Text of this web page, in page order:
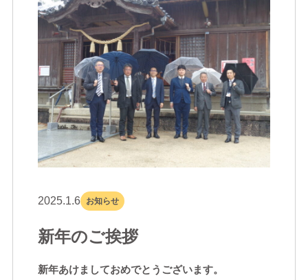
2025.1.6 お知らせ
新年のご挨拶
新年あけましておめでとうございます。